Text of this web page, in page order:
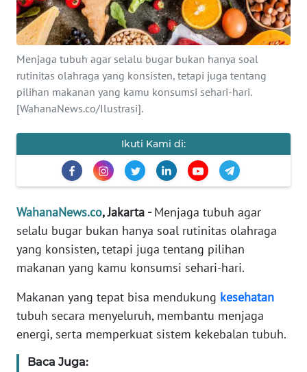
Menjaga tubuh agar selalu bugar bukan hanya soal
rutinitas olahraga yang konsisten, tetapi juga tentang
pilihan makanan yang kamu konsumsi sehari-hari.
[WahanaNews.co/Ilustrasi].
Ikuti Kami di:
WahanaNews.co, Jakarta -Menjaga tubuh agar
selalu bugar bukan hanya soal rutinitas olahraga
yang konsisten, tetapi juga tentang pilihan
makanan yang kamu konsumsi sehari-hari.
Makanan yang tepat bisa mendukung kesehatan
tubuh secara menyeluruh, membantu menjaga
energi, serta memperkuat sistem kekebalan tubuh.
Baca Juga:
SERBA-SERBI
PENDIDIKAN
OLAHRAGA
OPINI
EDITORIAL
Informasi
INDEKS
BERITA
KAMI
INFO